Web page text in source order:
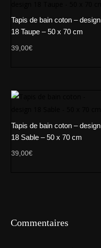
Tapis de bain coton – design
18 Taupe – 50 x 70 cm
39,00€
Tapis de bain coton – design
18 Sable – 50 x 70 cm
39,00€
Commentaires